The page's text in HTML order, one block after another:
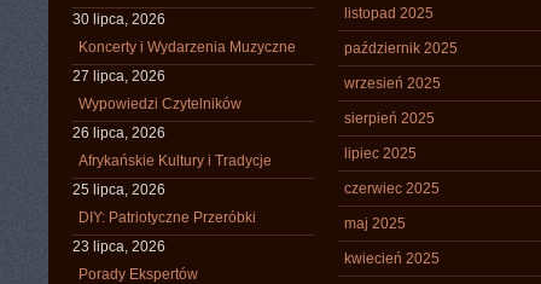
30 lipca, 2026
Koncerty i Wydarzenia Muzyczne
27 lipca, 2026
Wypowiedzi Czytelników
26 lipca, 2026
Afrykańskie Kultury i Tradycje
25 lipca, 2026
DIY: Patriotyczne Przeróbki
23 lipca, 2026
Porady Ekspertów
listopad 2025
październik 2025
wrzesień 2025
sierpień 2025
lipiec 2025
czerwiec 2025
maj 2025
kwiecień 2025